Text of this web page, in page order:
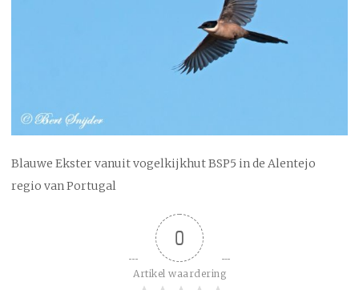
Blauwe Ekster vanuit vogelkijkhut BSP5 in de Alentejo
regio van Portugal
0
Artikel waardering